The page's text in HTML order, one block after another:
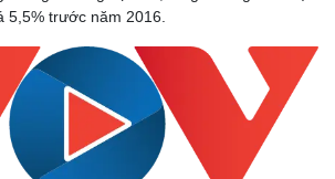
5,5% trước năm 2016.